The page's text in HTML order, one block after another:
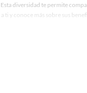
diversidad te permite
ti y conoce más sobre sus